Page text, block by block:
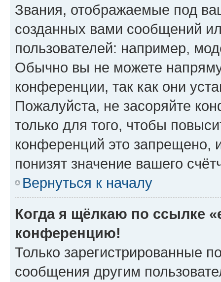
Звания, отображаемые под
созданных вами сообщений
пользователей: например,
Обычно вы не можете
конференции, так как они
Пожалуйста, не засоряйте
только для того, чтобы
конференций это запрещено,
понизят значение вашего
Вернуться к началу
Когда я щёлкаю по ссылке
конференцию!
Только зарегистрированные
сообщения другим